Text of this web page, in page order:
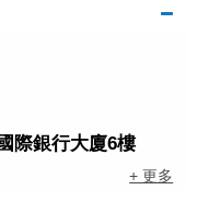
際銀行大廈6樓
+ 更多